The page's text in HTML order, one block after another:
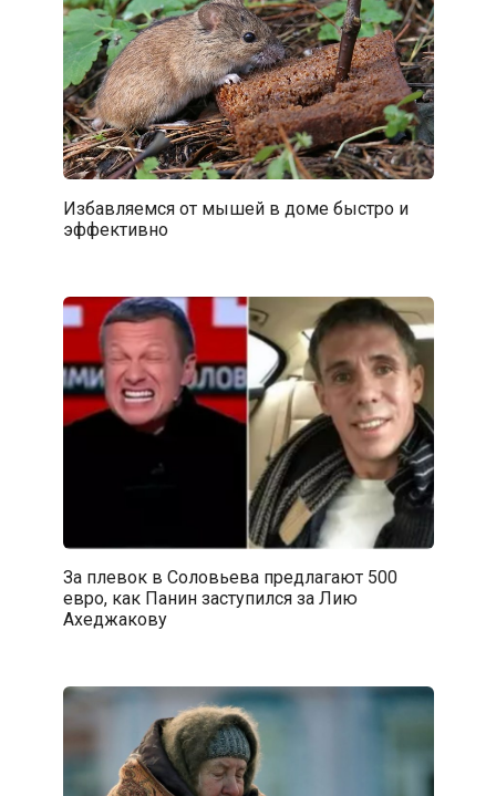
Избавляемся от мышей в доме быстро и
эффективно
За плевок в Соловьева предлагают 500
евро, как Панин заступился за Лию
Ахеджакову